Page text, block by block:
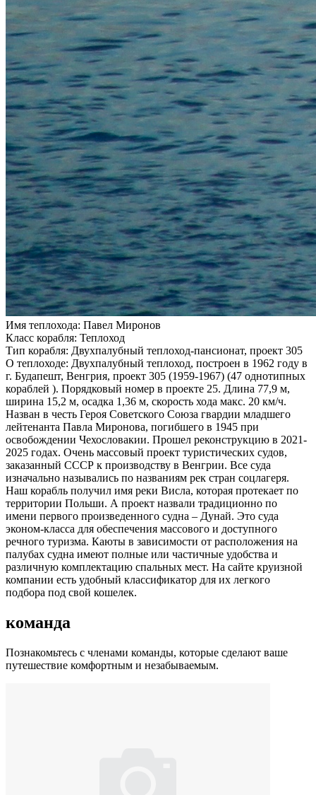
Имя теплохода: Павел Миронов
Класс корабля: Теплоход
Тип корабля: Двухпалубный теплоход-пансионат, проект 305
О теплоходе: Двухпалубный теплоход, построен в 1962 году в
г. Будапешт, Венгрия, проект 305 (1959-1967) (47 однотипных
кораблей ). Порядковый номер в проекте 25. Длина 77,9 м,
ширина 15,2 м, осадка 1,36 м, скорость хода макс. 20 км/ч.
Назван в честь Героя Советского Союза гвардии младшего
лейтенанта Павла Миронова, погибшего в 1945 при
освобождении Чехословакии. Прошел реконструкцию в 2021-
2025 годах. Очень массовый проект туристических судов,
заказанный СССР к производству в Венгрии. Все суда
изначально назывались по названиям рек стран соцлагеря.
Наш корабль получил имя реки Висла, которая протекает по
территории Польши. А проект назвали традиционно по
имени первого произведенного судна – Дунай. Это суда
эконом-класса для обеспечения массового и доступного
речного туризма. Каюты в зависимости от расположения на
палубах судна имеют полные или частичные удобства и
различную комплектацию спальных мест. На сайте круизной
компании есть удобный классификатор для их легкого
подбора под свой кошелек.
команда
Познакомьтесь с членами команды, которые сделают ваше
путешествие комфортным и незабываемым.